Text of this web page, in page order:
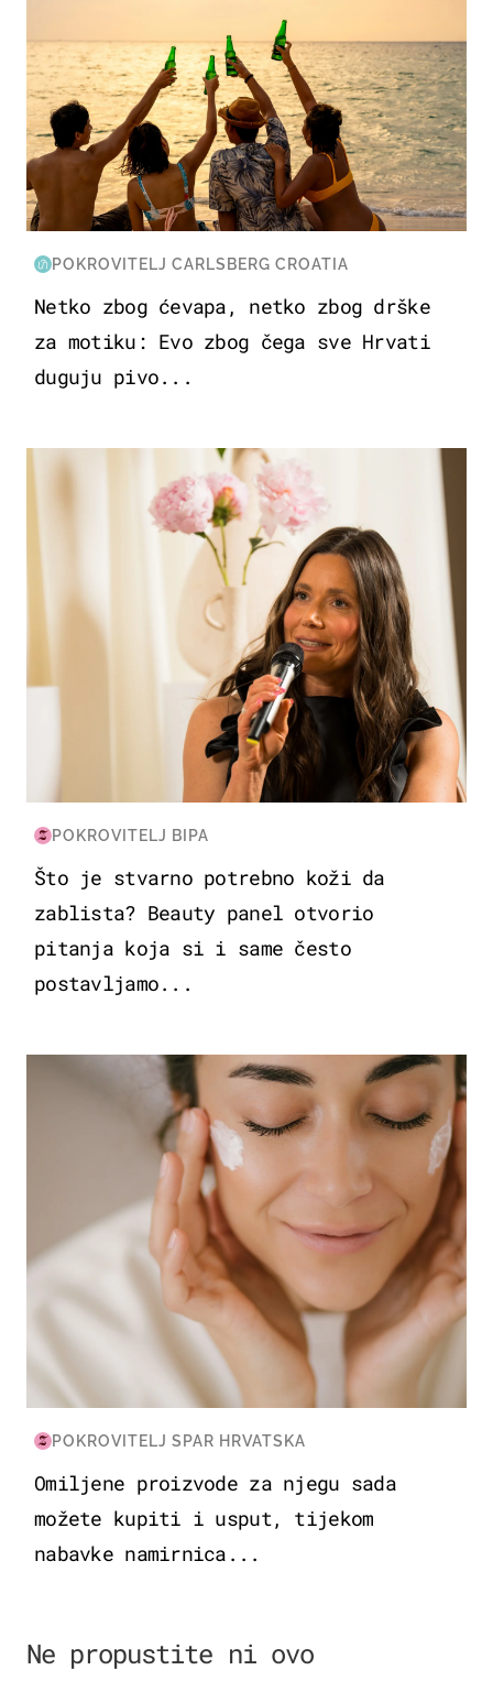
POKROVITELJ CARLSBERG CROATIA
Netko zbog ćevapa, netko zbog drške
za motiku: Evo zbog čega sve Hrvati
duguju pivo...
MODA & LJEPOTA
POKROVITELJ BIPA
Što je stvarno potrebno koži da
zablista? Beauty panel otvorio
pitanja koja si i same često
postavljamo...
MODA & LJEPOTA
POKROVITELJ SPAR HRVATSKA
Omiljene proizvode za njegu sada
možete kupiti i usput, tijekom
nabavke namirnica...
Ne propustite ni ovo